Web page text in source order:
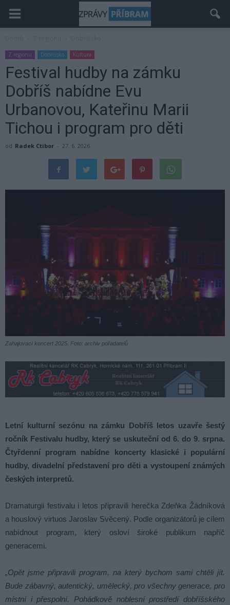
Z regionu Dobříšsko Kultura
Festival hudby na zámku
Dobříš nabídne Evu
Urbanovou, Kateřinu Marii
Tichou i program pro děti
od Radek Ctibor - 27. 6. 2026
Zahajovací koncert 2025. Foto: archiv pořadatelů
Letní kulturní sezónu na zámku Dobříš letos uzavře šestý
ročník Festivalu hudby, který se uskuteční od 6. do 9. srpna.
Čtyřdenní program nabídne koncerty klasické i populární
hudby, divadelní představení pro děti a vystoupení známých
českých interpretů.
Dramaturgii festivalu i letos připravili herečka Zdeňka Žádníková
a houslový virtuos Jaroslav Svěcený. Podle organizátorů je cílem
nabídnout program, který osloví široké publikum napříč
generacemi.
„Opět jsme připravili program, na který bychom sami chtěli jít.
Bude zábavný, autentický, umělecký, pro všechny generace, pro
místní i přespolní. Pohádkově noblesní prostředí dobříšského